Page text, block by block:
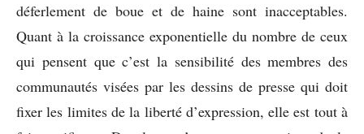
déferlement de boue et de haine sont inacceptables.
Quant à la croissance exponentielle du nombre de ceux
qui pensent que c’est la sensibilité des membres des
communautés visées par les dessins de presse qui doit
fixer les limites de la liberté d’expression, elle est tout à